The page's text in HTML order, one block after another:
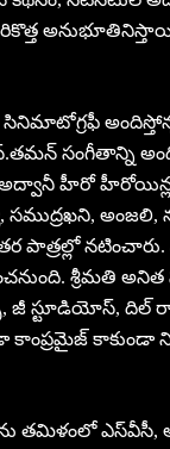
స‌రికొత్త
సినిమాటోగ్ర‌ఫీ
సంగీతాన్ని
హీరో
స‌ముద్ర‌ఖ‌ని, అంజ‌లి,
పాత్ర‌ల్లో
శ్రీమ‌తి
జీ స్టూడియోస్, దిల్
కాంప్రమైజ్ కాకుండా
త‌మిళంలో